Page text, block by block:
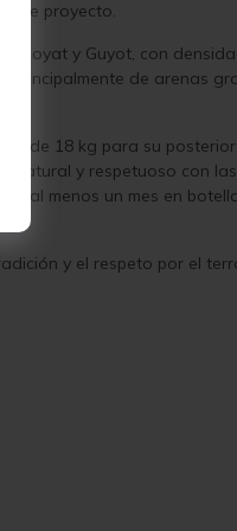
proyecto.
Royat y Guyot, con
principalmente de arenas
de 18 kg para su posterior
natural y respetuoso con
al menos un mes en
y el respeto por el